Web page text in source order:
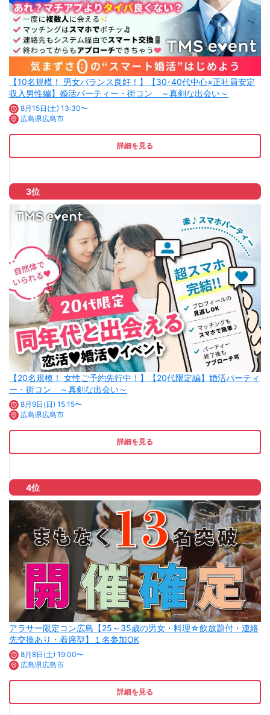
【10名規模！ 男女バランス良好！】【30･40代中心×正社員安定
収入男性編】婚活パーティー・街コン ～真剣な出会い～
8月15日(土) 13:30〜
広島県広島市
詳細を見る
3位
【20名規模！ 女性ご予約先行中！】【20代限定編】婚活パーティ
ー・街コン ～真剣な出会い～
8月9日(日) 15:15〜
広島県広島市
詳細を見る
4位
アラサー限定コン広島【25～35歳の男女・料理☆飲放題付・連絡
先交換あり・着席型】１名参加OK
8月8日(土) 19:00〜
広島県広島市
詳細を見る